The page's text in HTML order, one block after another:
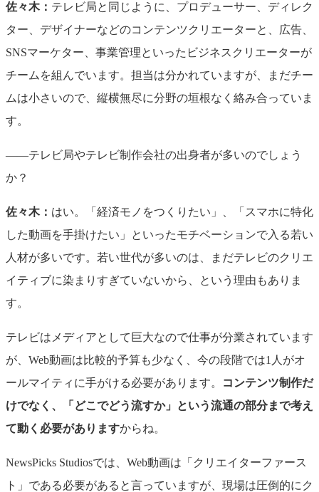
佐々木： テレビ局と同じように、プロデューサー、ディレク
ター、デザイナーなどのコンテンツクリエーターと、広告、
SNSマーケター、事業管理といったビジネスクリエーターが
チームを組んでいます。担当は分かれていますが、まだチー
ムは小さいので、縦横無尽に分野の垣根なく絡み合っていま
す。
——テレビ局やテレビ制作会社の出身者が多いのでしょう
か？
佐々木： はい。「経済モノをつくりたい」、「スマホに特化
した動画を手掛けたい」といったモチベーションで入る若い
人材が多いです。若い世代が多いのは、まだテレビのクリエ
イティブに染まりすぎていないから、という理由もありま
す。
テレビはメディアとして巨大なので仕事が分業されています
が、Web動画は比較的予算も少なく、今の段階では1人がオ
ールマイティに手がける必要があります。
コンテンツ制作だ
けでなく、「どこでどう流すか」という流通の部分まで考え
て動く必要がありますからね。
NewsPicks Studiosでは、Web動画は「クリエイターファース
ト」である必要があると言っていますが、現場は圧倒的にク